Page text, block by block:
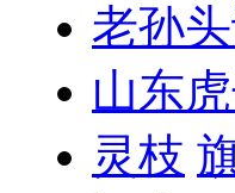
老孙
山东
灵枝